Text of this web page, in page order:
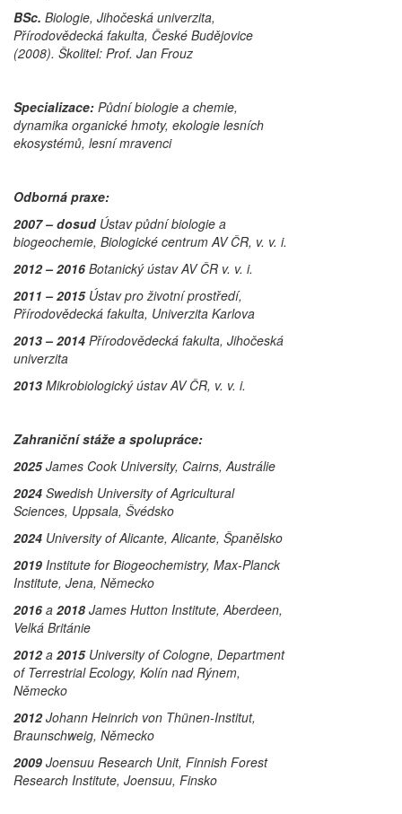
BSc. Biologie, Jihočeská univerzita,
Přírodovědecká fakulta, České Budějovice
(2008). Školitel: Prof. Jan Frouz
Specializace: Půdní biologie a chemie,
dynamika organické hmoty, ekologie lesních
ekosystémů, lesní mravenci
Odborná praxe:
2007 – dosudÚstav půdní biologie a
biogeochemie, Biologické centrum AV ČR, v. v. i.
2012 – 2016 Botanický ústav AV ČR v. v. i.
2011 – 2015Ústav pro životní prostředí,
Přírodovědecká fakulta, Univerzita Karlova
2013 – 2014 Přírodovědecká fakulta, Jihočeská
univerzita
2013 Mikrobiologický ústav AV ČR, v. v. i.
Zahraniční stáže a spolupráce:
2025James Cook University, Cairns, Austrálie
2024 Swedish University of Agricultural
Sciences, Uppsala, Švédsko
2024 University of Alicante, Alicante, Španělsko
2019 Institute for Biogeochemistry, Max-Planck
Institute, Jena, Německo
2016 a 2018 James Hutton Institute, Aberdeen,
Velká Británie
2012a 2015University of Cologne, Department
of Terrestrial Ecology, Kolín nad Rýnem,
Německo
2012Johann Heinrich von Thünen-Institut,
Braunschweig, Německo
2009 Joensuu Research Unit, Finnish Forest
Research Institute, Joensuu, Finsko